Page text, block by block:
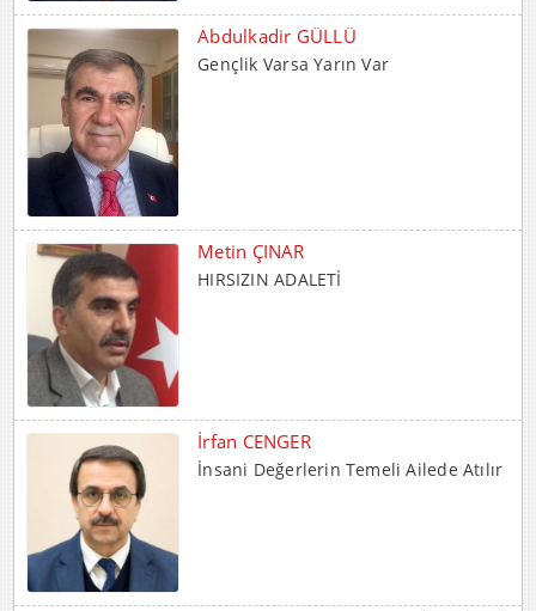
Abdulkadir GÜLLÜ
Gençlik Varsa Yarın Var
Metin ÇINAR
HIRSIZIN ADALETİ
İrfan CENGER
İnsani Değerlerin Temeli Ailede Atılır